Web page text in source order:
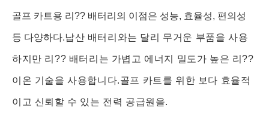
골프 카트용 리?? 배터리의 이점은 성능, 효율성, 편의성
등 다양하다.납산 배터리와는 달리 무거운 부품을 사용
하지만 리?? 배터리는 가볍고 에너지 밀도가 높은 리??
이온 기술을 사용합니다.골프 카트를 위한 보다 효율적
이고 신뢰할 수 있는 전력 공급원을.